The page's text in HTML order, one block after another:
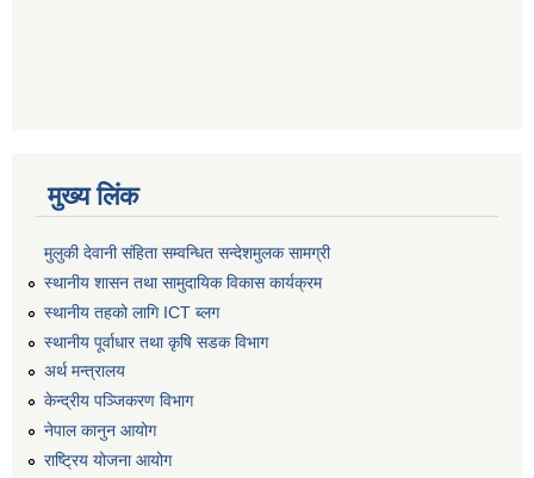
मुख्य लिंक
मुलुकी देवानी संहिता सम्वन्धित सन्देशमुलक सामग्री
स्थानीय शासन तथा सामुदायिक विकास कार्यक्रम
स्थानीय तहको लागि ICT ब्लग
स्थानीय पूर्वाधार तथा कृषि सडक विभाग
अर्थ मन्त्रालय
केन्द्रीय पञ्जिकरण विभाग
नेपाल कानुन आयोग
राष्ट्रिय योजना आयोग